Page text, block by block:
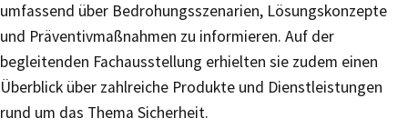
umfassend über Bedrohungsszenarien, Lösungskonzepte
und Präventivmaßnahmen zu informieren. Auf der
begleitenden Fachausstellung erhielten sie zudem einen
Überblick über zahlreiche Produkte und Dienstleistungen
rund um das Thema Sicherheit.